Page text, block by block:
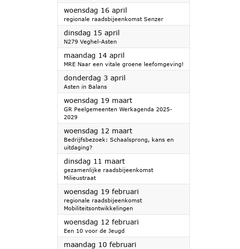
woensdag 16 april
regionale raadsbijeenkomst Senzer
dinsdag 15 april
N279 Veghel-Asten
maandag 14 april
MRE Naar een vitale groene leefomgeving!
donderdag 3 april
Asten in Balans
woensdag 19 maart2025
GR Peelgemeenten Werkagenda 2025-
2029
woensdag 12 maart2025
Bedrijfsbezoek: Schaalsprong, kans en
uitdaging?
dinsdag 11 maart2025
gezamenlijke raadsbijeenkomst
Milieustraat
woensdag 19 februari
regionale raadsbijeenkomst
Mobiliteitsontwikkelingen
woensdag 12 februari
Een 10 voor de Jeugd
maandag 10 februari